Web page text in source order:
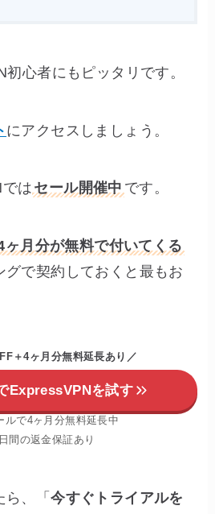
心者にもピッタリです。
にアクセスしましょう。
は セール開催中 です。
ヶ月分が無料で付いてくる
グで契約しておくと最もお
＋4ヶ月分無料延長あり ／
ExpressVPNを試す
ルで4ヶ月分無料延長中
間の返金保証あり
ら、「今すぐトライアルを